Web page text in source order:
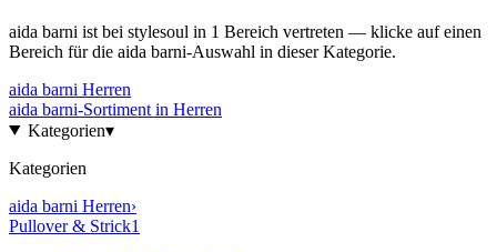
aida barni ist bei stylesoul in 1 Bereich vertreten — klicke auf einen
Bereich für die aida barni-Auswahl in dieser Kategorie.
aida barni Herren
aida barni-Sortiment in Herren
Kategorien▾
Kategorien
aida barni Herren›
Pullover & Strick1